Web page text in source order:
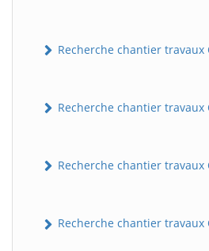
Recherche chantier travaux
Recherche chantier travaux
Recherche chantier travaux
Recherche chantier travaux
Assistant en ligne